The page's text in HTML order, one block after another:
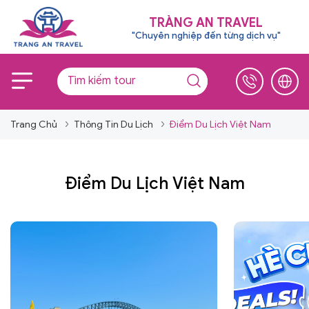
TRÀNG AN TRAVEL
"Chuyên nghiệp đến từng dịch vụ"
Trang Chủ Thông Tin Du Lịch Điểm Du Lịch Việt Nam
Điểm Du Lịch Việt Nam